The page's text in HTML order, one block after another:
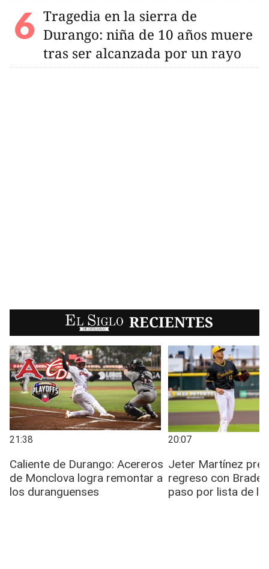
Tragedia en la sierra de
Durango: niña de 10 años muere
tras ser alcanzada por un rayo
EL SIGLO RECIENTES